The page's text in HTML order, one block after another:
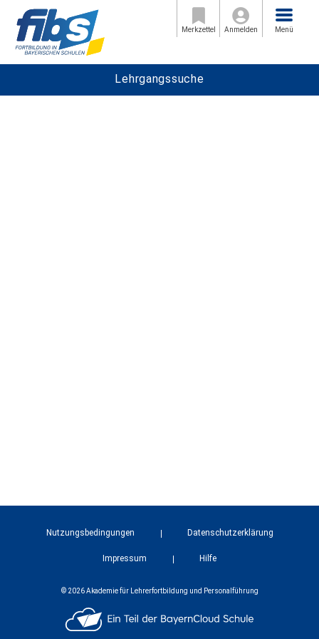
Merkzettel Anmelden
Menü
Menü
Lehrgangssuche
Nutzungsbedingungen Datenschutzerklärung
Impressum Hilfe
© 2026 Akademie für Lehrerfortbildung und Personalführung